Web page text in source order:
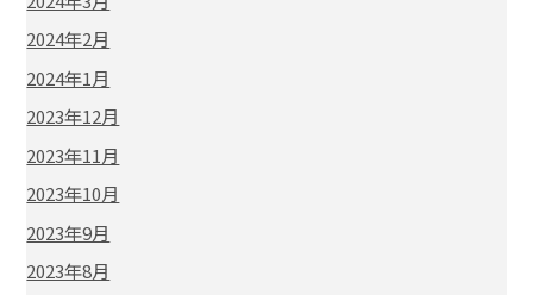
2024年2月
2024年1月
2023年12月
2023年11月
2023年10月
2023年9月
2023年8月